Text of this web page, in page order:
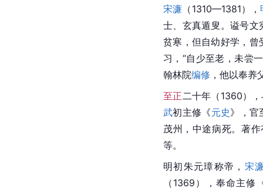
宋濂 （1310—1381），
士、玄真遁叟。谥号文
贫寒，但自幼好学，曾
习，“自少至老，未尝
翰林院编修 ，他以奉
至正 二十年（1360）
武初主修《元史》，官
茂州，中途病死。著
等。
明初朱元璋称帝， 宋
（1369），奉命主